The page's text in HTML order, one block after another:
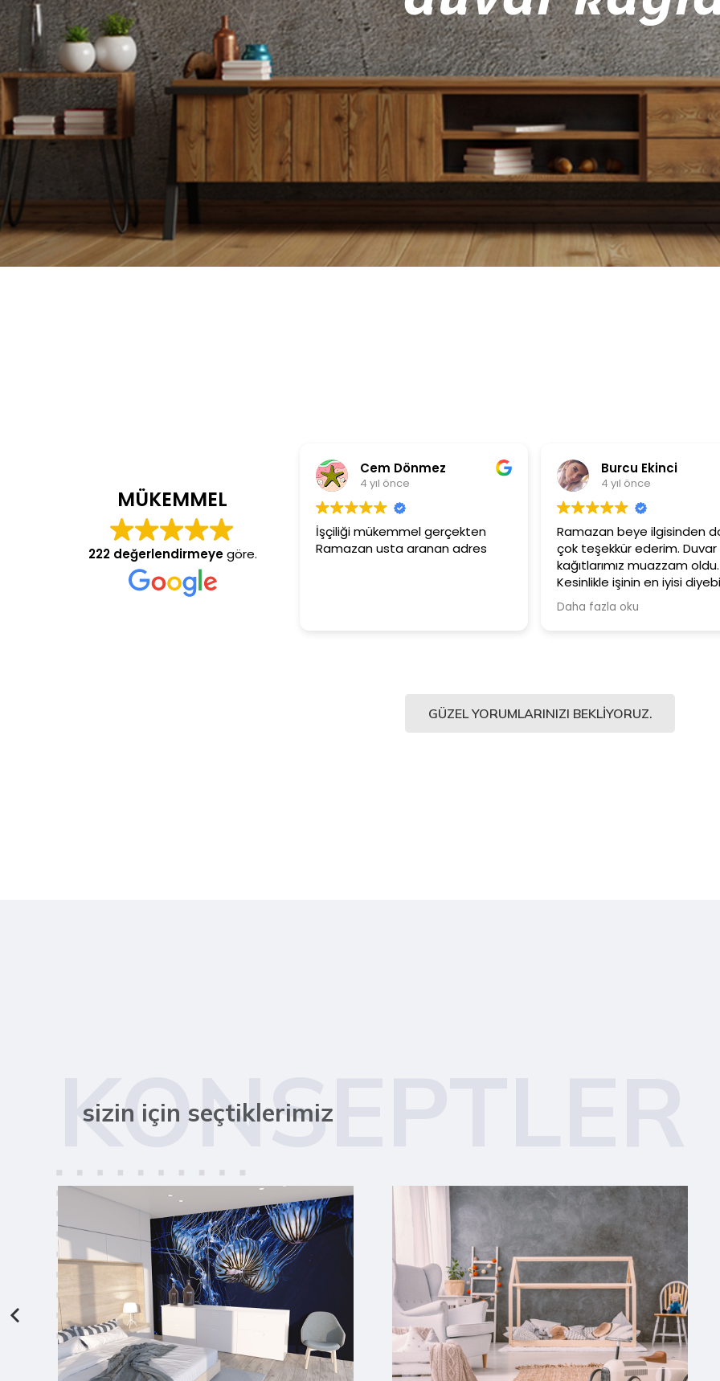
MÜKEMMEL
222 değerlendirmeyegöre.
Cem Dönmez
4 yıl önce
İşçiliği mükemmel gerçekten
Ramazan usta aranan adres
Burcu Ekinci
4 yıl önce
Ramazan beye ilgisinden
çok teşekkür ederim. Duvar
kağıtlarımız muazzam oldu.
Kesinlikle işinin en iyisi
Şiddetle tavsiye ediyorum.
Daha fazla oku
GÜZEL YORUMLARINIZI BEKLIYORUZ.
KONSEPTLER
sizin için seçtiklerimiz